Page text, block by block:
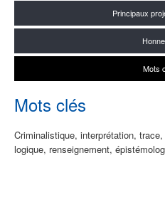
Principaux
Mots
Mots clés
Criminalistique, interprétation,
logique, renseignement,